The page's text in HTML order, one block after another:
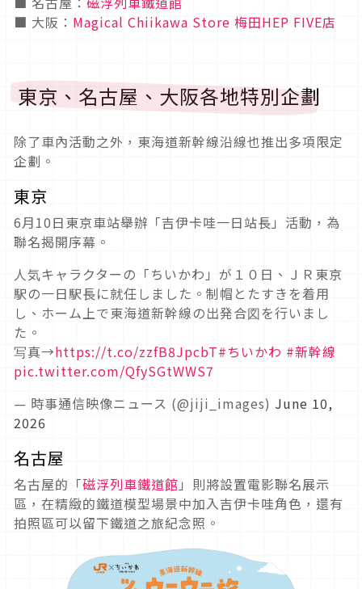
■ 大阪： Magical Chiikawa Store 梅田HEP FIVE店
東京、名古屋、大阪各地特別企劃
除了車內活動之外，東海道新幹線沿線也推出多項限定
企劃。
東京
6月10日東京車站舉辦「吉伊卡哇一日站長」活動，為
聯名揭開序幕。
人気キャラクターの「ちいかわ」が１０日、ＪＲ東京
駅の一日駅長に就任しました。制帽とたすきを着用
し、ホーム上で東海道新幹線の出発合図を行いまし
た。
写真→https://t.co/zzfB8JpcbT#ちいかわ #新幹線
pic.twitter.com/QfySGtWWS7
— 時事通信映像ニュース (@jiji_images) June 10,
2026
名古屋
名古屋的「磁浮列車鐵道館 」則將設置電影聯名展示
區，在精緻的鐵道模型場景中加入吉伊卡哇角色，還有
拍照區可以留下鐵道之旅紀念照。